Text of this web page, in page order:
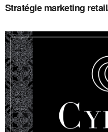
Stratégie marketing